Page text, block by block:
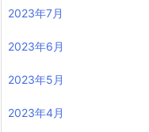
2023年7月
2023年6月
2023年5月
2023年4月